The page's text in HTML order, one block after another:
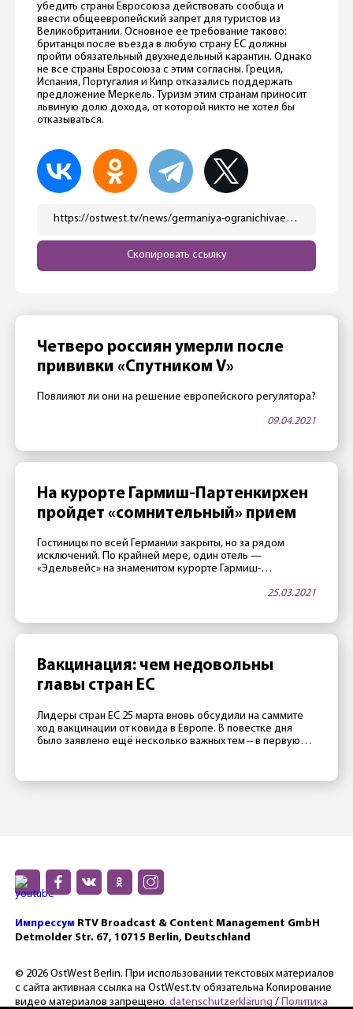
убедить страны Евросоюза действовать сообща и
ввести общеевропейский запрет для туристов из
Великобритании. Основное ее требование таково:
британцы после въезда в любую страну ЕС должны
пройти обязательный двухнедельный карантин. Однако
не все страны Евросоюза с этим согласны. Греция,
Испания, Португалия и Кипр отказались поддержать
предложение Меркель. Туризм этим странам приносит
львиную долю дохода, от которой никто не хотел бы
отказываться.
https://ostwest.tv/news/germaniya-ogranichivaet-vezd-iz-rossii-i-portugalii/
Скопировать ссылку
Четверо россиян умерли после
прививки «Спутником V»
Повлияют ли они на решение европейского регулятора?
09.04.2021
На курорте Гармиш-Партенкирхен
пройдет «сомнительный» прием
Гостиницы по всей Германии закрыты, но за рядом
исключений. По крайней мере, один отель —
«Эдельвейс» на знаменитом курорте Гармиш-
известно 25 марта, в этой гостинице, принадлежащей
конференции запланировано на апрель. Как сообщили
25.03.2021
Вакцинация: чем недовольны
главы стран ЕС
Лидеры стран ЕС 25 марта вновь обсудили на саммите
ход вакцинации от ковида в Европе. В повестке дня
было заявлено ещё несколько важных тем ‒ в первую
прививочной кампании. Президент Франции Эмманюэль
Импрессум RTV Broadcast & Content Management GmbH
Detmolder Str. 67, 10715 Berlin, Deutschland
© 2026 OstWest Berlin. При использовании текстовых материалов
с сайта активная ссылка на OstWest.tv обязательна Копирование
видео материалов запрещено. datenschutzerklärung / Политика